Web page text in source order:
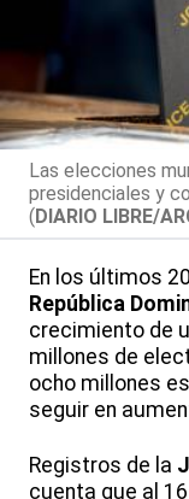
Las elecciones
presidenciales y
(DIARIO LIBRE/
En los últimos
República
crecimiento de
millones de
ocho millones
seguir en
Registros de la
cuenta que al